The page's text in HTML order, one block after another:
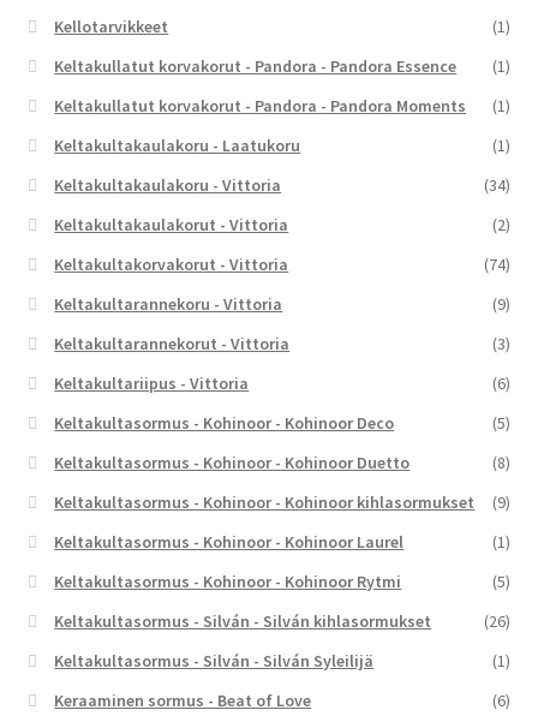
Kellotarvikkeet
(1)
Keltakullatut korvakorut - Pandora - Pandora Essence
(1)
Keltakullatut korvakorut - Pandora - Pandora Moments
(1)
Keltakultakaulakoru - Laatukoru
(1)
Keltakultakaulakoru - Vittoria
(34)
Keltakultakaulakorut - Vittoria
(2)
Keltakultakorvakorut - Vittoria
(74)
Keltakultarannekoru - Vittoria
(9)
Keltakultarannekorut - Vittoria
(3)
Keltakultariipus - Vittoria
(6)
Keltakultasormus - Kohinoor - Kohinoor Deco
(5)
Keltakultasormus - Kohinoor - Kohinoor Duetto
(8)
Keltakultasormus - Kohinoor - Kohinoor kihlasormukset
(9)
Keltakultasormus - Kohinoor - Kohinoor Laurel
(1)
Keltakultasormus - Kohinoor - Kohinoor Rytmi
(5)
Keltakultasormus - Silván - Silván kihlasormukset
(26)
Keltakultasormus - Silván - Silván Syleilijä
(1)
Keraaminen sormus - Beat of Love
(6)